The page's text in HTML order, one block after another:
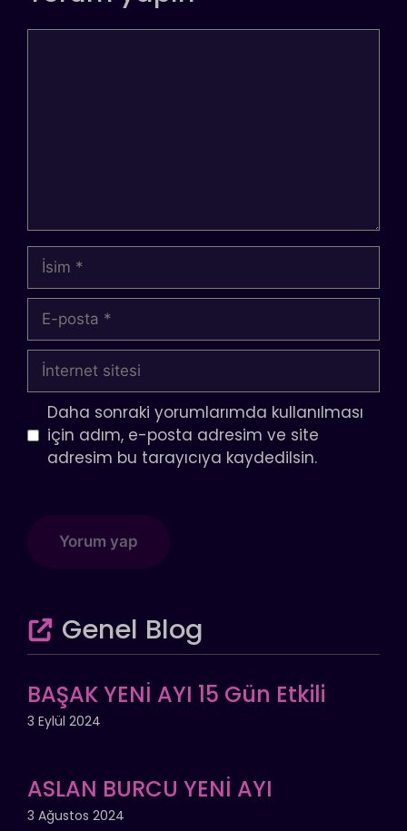
İsim
posta
İnternet
sitesi
Daha sonraki yorumlarımda kullanılması
için adım, e-posta adresim ve site
adresim bu tarayıcıya kaydedilsin.
Genel Blog
BAŞAK YENİ AYI 15 Gün Etkili
3 Eylül 2024
ASLAN BURCU YENİ AYI
3 Ağustos 2024